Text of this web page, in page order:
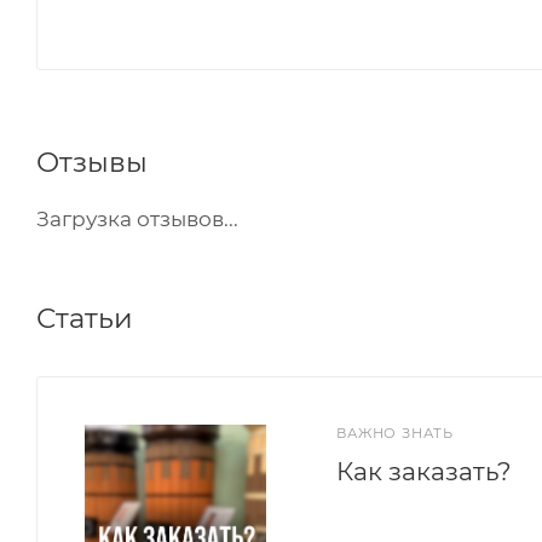
Отзывы
Загрузка отзывов...
Статьи
ВАЖНО ЗНАТЬ
Как заказать?